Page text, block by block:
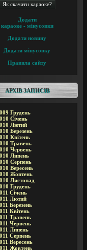
Додати
караоке - мінусовки
Додати новину
Додати мінусовку
Правила сайту
АРХІВ ЗАПИСІВ
Грудень
Січень
Лютий
Березень
Квітень
Травень
Червень
Липень
Серпень
Вересень
Жовтень
Листопад
Грудень
Січень
Лютий
Березень
Квітень
Травень
Червень
Липень
Серпень
Вересень
Жовтень